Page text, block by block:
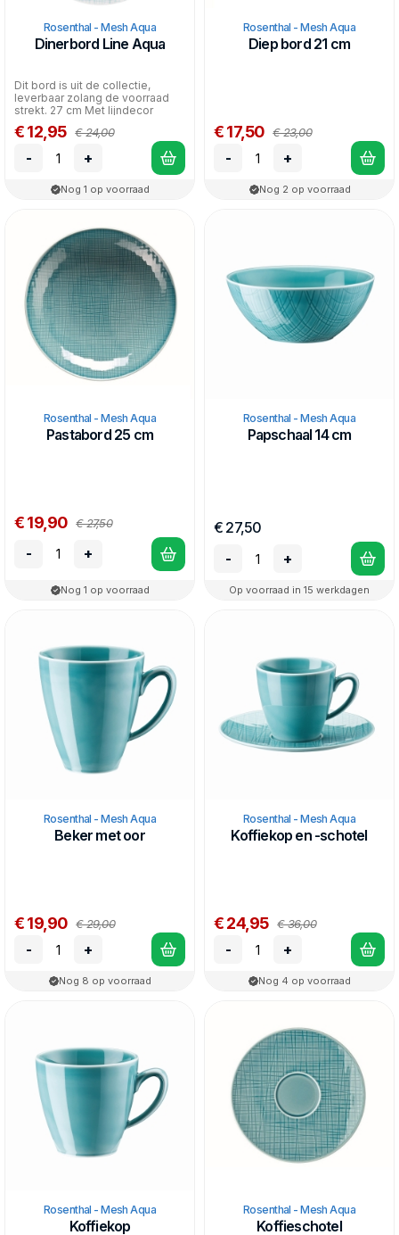
Rosenthal - Mesh Aqua
Dinerbord Line Aqua
Dit bord is uit de collectie,
leverbaar zolang de voorraad
strekt. 27 cm Met lijndecor
€ 12,95 € 24,00
- +
Nog 1 op voorraad
Rosenthal - Mesh Aqua
Diep bord 21 cm
€ 17,50 € 23,00
- +
Nog 2 op voorraad
Rosenthal - Mesh Aqua
Pastabord 25 cm
€ 19,90 € 27,50
- +
Nog 1 op voorraad
Rosenthal - Mesh Aqua
Papschaal 14 cm
€ 27,50
-
+
Op voorraad in 15 werkdagen
Rosenthal - Mesh Aqua
Beker met oor
€ 19,90 € 29,00
- +
Nog 8 op voorraad
Rosenthal - Mesh Aqua
Koffiekop en -schotel
€ 24,95 € 36,00
- +
Nog 4 op voorraad
Rosenthal - Mesh Aqua
Koffiekop
Rosenthal - Mesh Aqua
Koffieschotel